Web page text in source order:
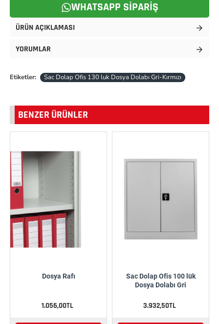
WHATSAPP SIPARIŞ
ÜRÜN AÇIKLAMASI
YORUMLAR
Etiketler: Sac Dolap Ofis 130 luk Dosya Dolabı Gri-Kırmızı
BENZER ÜRÜNLER
Dosya Rafı
1.056,00TL
Sac Dolap Ofis 100 lük
Dosya Dolabı Gri
3.932,50TL